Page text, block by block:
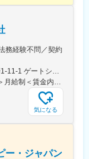
務経験不問／契約
＜勤務地詳細＞本社住所：東京都品川区大崎1-11-1 ゲートシティ大崎ウエストタワー勤務地最寄駅：JR線／大崎駅受動喫煙対策：屋内全面禁煙変更の範囲：会社の定める事業所（リモートワーク含む）
＜予定年収＞500万円～700万円＜賃金形態＞月給制＜賃金内訳＞月額（基本給）：250,000円～500,000円＜月給＞250,000円～500,000円＜昇給有無＞有＜残業手当＞有＜給与補足＞※給与詳細は経験・能力・前職給与等を踏まえて決定致します。■昇給：年1回（10月）■賞与：年2回（6月・12月）賃金はあくまでも目安の金額であり、選考を通じて上下する可能性があります。月給(月額)は固定手当を含めた表記です。
気になる
ー・ジャパン